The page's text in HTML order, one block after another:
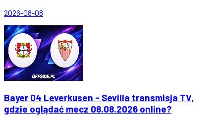
2026-08-08
Bayer 04 Leverkusen - Sevilla transmisja TV,
gdzie oglądać mecz 08.08.2026 online?